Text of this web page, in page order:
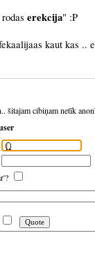
erekcija" :P
kaut kas
šitajam cibiņam netīk